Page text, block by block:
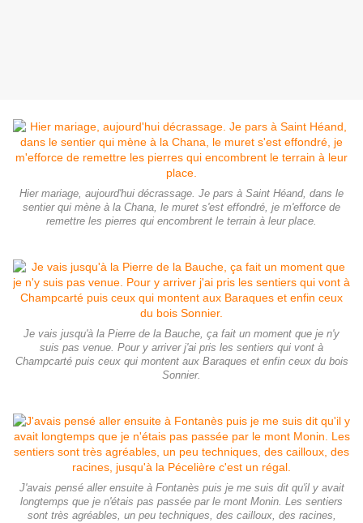
Hier mariage, aujourd'hui décrassage. Je pars à Saint Héand, dans le
sentier qui mène à la Chana, le muret s'est effondré, je m'efforce de
remettre les pierres qui encombrent le terrain à leur place.
Je vais jusqu'à la Pierre de la Bauche, ça fait un moment que je n'y
suis pas venue. Pour y arriver j'ai pris les sentiers qui vont à
Champcarté puis ceux qui montent aux Baraques et enfin ceux du bois
Sonnier.
J'avais pensé aller ensuite à Fontanès puis je me suis dit qu'il y avait
longtemps que je n'étais pas passée par le mont Monin. Les sentiers
sont très agréables, un peu techniques, des cailloux, des racines,